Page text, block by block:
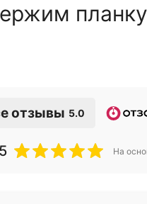
отзывы 5.0
На